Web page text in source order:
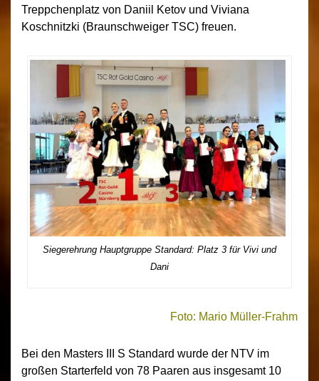
Treppchenplatz von Daniil Ketov und Viviana
Koschnitzki (Braunschweiger TSC) freuen.
Siegerehrung Hauptgruppe Standard: Platz 3 für Vivi und
Dani
Foto: Mario Müller-Frahm
Bei den Masters III S Standard wurde der NTV im
großen Starterfeld von 78 Paaren aus insgesamt 10